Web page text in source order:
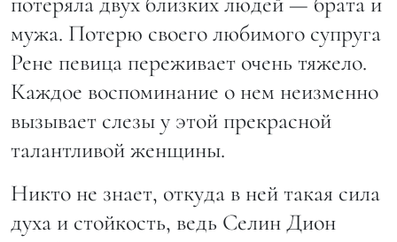
мужа. Потерю своего любимого супруга
Рене певица переживает очень тяжело.
Каждое воспоминание о нем неизменно
вызывает слезы у этой прекрасной
талантливой женщины.
Никто не знает, откуда в ней такая сила
духа и стойкость, ведь Селин Дион